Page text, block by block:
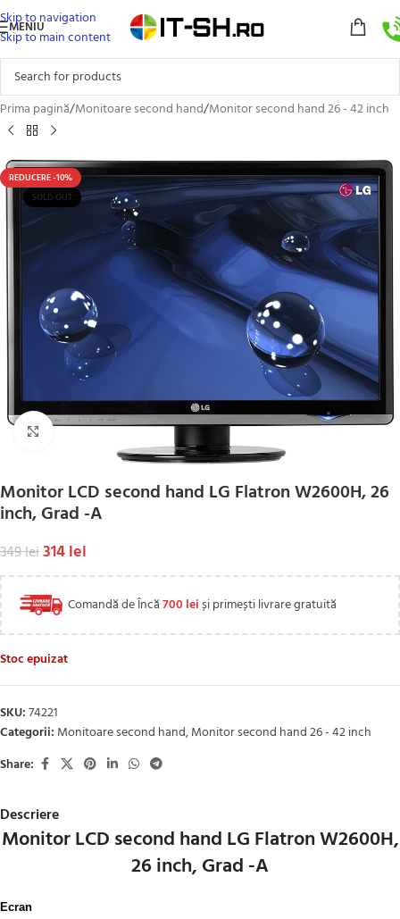
Skip to navigation
Skip to main content
MENIU
Prima pagină/Monitoare second hand/Monitor second hand 26 - 42 inch
REDUCERE -10%
SOLD OUT
Click to enlarge
Monitor LCD second hand LG Flatron W2600H, 26
inch, Grad -A
349lei314lei
Comandă de Încă700 leiși primești livrare gratuită
Stoc epuizat
SKU:74221
Categorii: Monitoare second hand,Monitor second hand 26 - 42 inch
Share:
Descriere
Monitor LCD second hand LG Flatron W2600H,
26 inch, Grad -A
Ecran